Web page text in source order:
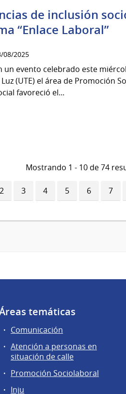
de inclusión
“Enlace Laboral”
08/2025
un evento celebrado este
Luz (UTE) el área de Promoción
favoreció el...
Mostrando 1 - 10 de 74
Página
2 Página
3 Página
4 Página
5 Página
6 7
temáticas
Comunicación
Atención a personas en
situación de calle
Promoción Sociolaboral
Inju